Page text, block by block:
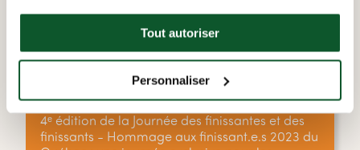
Tout autoriser
Personnaliser
4ᵉ édition de la Journée des finissantes et des
finissants - Hommage aux finissant.e.s 2023 du